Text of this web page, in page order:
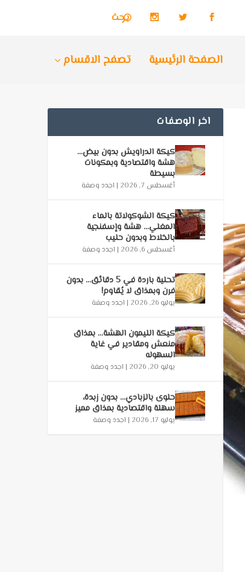
الصفحة الرئيسية تصفح الاقسام
اخر الوصفات
كيكة الدراويش بدون بيض…
هشة واقتصادية وبمكونات
بسيطة
أغسطس 7, 2026 | اجدد وصفة
كيكة الشوكولاتة بالماء
المغلي… هشة وإسفنجية
بالخلاط وبدون حليب
أغسطس 6, 2026 | اجدد وصفة
تحلية باردة في 5 دقائق… بدون
فرن وبمذاق لا يُقاوم!
يوليو 26, 2026 | اجدد وصفة
كيكة الليمون الهشة… بمذاق
منعش ومقادير في غاية
السهوله
يوليو 20, 2026 | اجدد وصفة
حلوى بالزبادي… بدون زبدة،
سهلة واقتصادية بمذاق مميز
يوليو 17, 2026 | اجدد وصفة